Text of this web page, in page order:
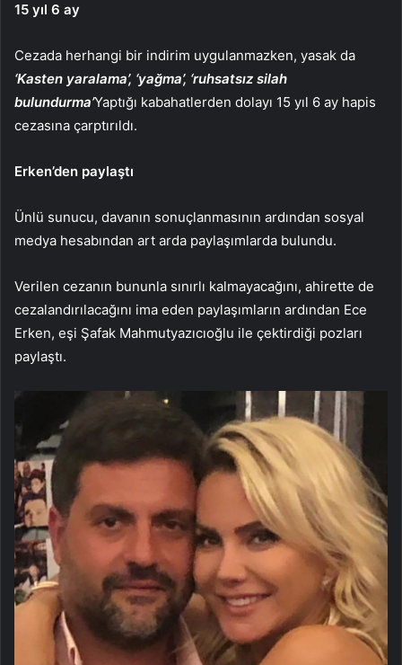
15 yıl 6 ay
Cezada herhangi bir indirim uygulanmazken, yasak da
‘Kasten yaralama’, ‘yağma’, ‘ruhsatsız silah
bulundurma’Yaptığı kabahatlerden dolayı 15 yıl 6 ay hapis
cezasına çarptırıldı.
Erken’den paylaştı
Ünlü sunucu, davanın sonuçlanmasının ardından sosyal
medya hesabından art arda paylaşımlarda bulundu.
Verilen cezanın bununla sınırlı kalmayacağını, ahirette de
cezalandırılacağını ima eden paylaşımların ardından Ece
Erken, eşi Şafak Mahmutyazıcıoğlu ile çektirdiği pozları
paylaştı.